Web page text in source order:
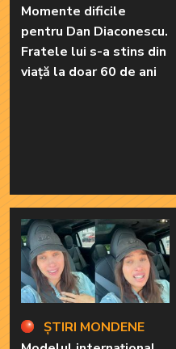
Momente dificile
pentru Dan Diaconescu.
Fratele lui s-a stins din
viață la doar 60 de ani
ȘTIRI MONDENE